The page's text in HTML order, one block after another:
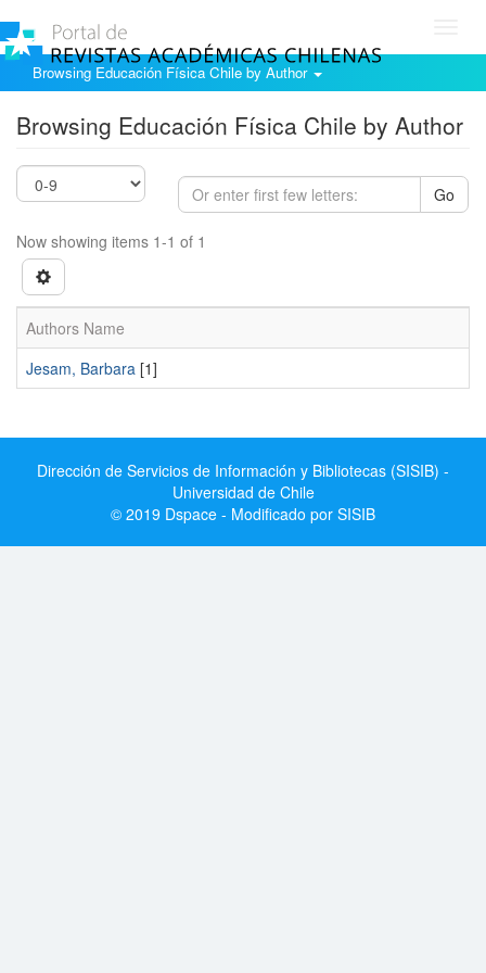
Browsing Educación Física Chile by Author
Browsing Educación Física Chile by Author
Go
Now showing items 1-1 of 1
Authors Name
Jesam, Barbara [1]
Dirección de Servicios de Información y Bibliotecas (SISIB) -
Universidad de Chile
© 2019 Dspace - Modificado por SISIB